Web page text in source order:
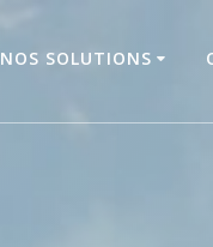
NOS SOLUTIONS